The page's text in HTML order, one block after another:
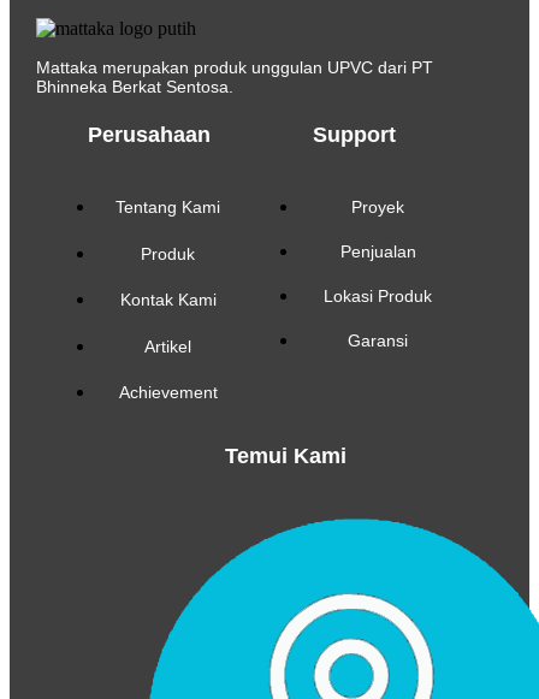
Mattaka merupakan produk unggulan UPVC dari PT
Bhinneka Berkat Sentosa.
Perusahaan
Tentang Kami
Produk
Kontak Kami
Artikel
Achievement
Support
Proyek
Penjualan
Lokasi Produk
Garansi
Temui Kami